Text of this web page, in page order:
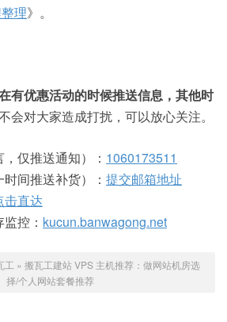
理》。
有优惠活动的时候推送信息，其他时
会对大家造成打扰，可以放心关注。
仅推送通知）： 1060173511
间推送补货）： 提交邮箱地址
击直达
控： kucun.banwagong.net
工 » 搬瓦工建站 VPS 主机推荐：做网站机房选
择/个人网站套餐推荐